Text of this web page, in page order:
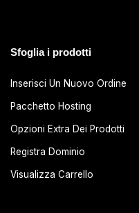
Sfoglia i prodotti
Inserisci Un Nuovo Ordine
Pacchetto Hosting
Opzioni Extra Dei Prodotti
Registra Dominio
Visualizza Carrello